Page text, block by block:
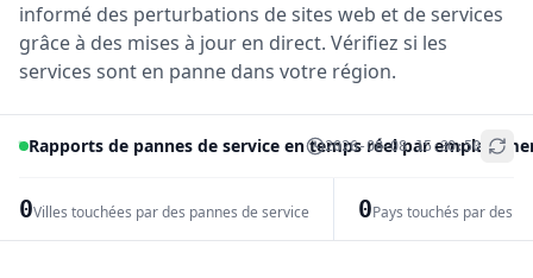
informé des perturbations de sites web et de services
grâce à des mises à jour en direct. Vérifiez si les
services sont en panne dans votre région.
Rapports de pannes de service en temps réel par
2026-08-08 15:30:50
0Villes touchées par des pannes de service 0Pays touchés par des
+